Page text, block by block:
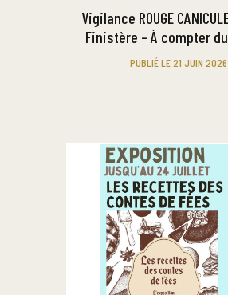
Vigilance ROUGE
Finistère – À compter
PUBLIÉ LE 21 JUIN 2026